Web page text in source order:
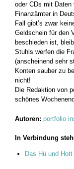
oder CDs mit Daten
Finanzämter in
Fall gibt’s zwar
Geldschein für den
beschieden ist,
Stuhls werfen die
(anscheinend sehr
Konten sauber zu
nicht!
Die Redaktion von
schönes
Autoren: portfolio
In Verbindung
Das Hü und